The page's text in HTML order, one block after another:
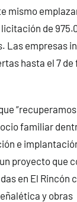
mismo
de
Las empresas
hasta el 7 de
familiar
e
proyecto que
en El Rincón
y obras